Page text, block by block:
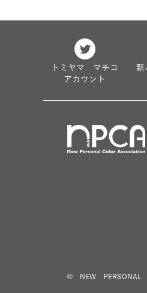
トミヤマ マチコ
アカウント
新
© NEW PERSONAL